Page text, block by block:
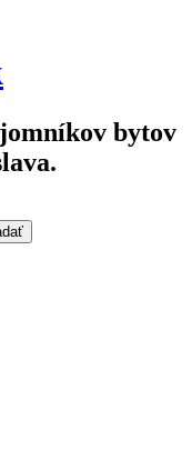
bytov